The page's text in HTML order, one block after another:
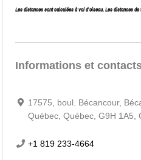
Les distances sont calculées à vol d’oiseau. Les distances de
Informations et
17575, boul. Bécancour,
Québec, Québec, G9H 1A5,
+1 819 233-4664